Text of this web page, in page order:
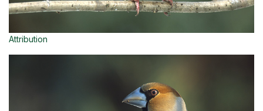
Attribution